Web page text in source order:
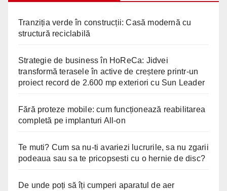
Tranziția verde în construcții: Casă modernă cu
structură reciclabilă
Strategie de business în HoReCa: Jidvei
transformă terasele în active de creștere printr-un
proiect record de 2.600 mp exteriori cu Sun Leader
Fără proteze mobile: cum funcționează reabilitarea
completă pe implanturi All-on
Te muti? Cum sa nu-ti avariezi lucrurile, sa nu zgarii
podeaua sau sa te pricopsesti cu o hernie de disc?
De unde poți să îți cumperi aparatul de aer